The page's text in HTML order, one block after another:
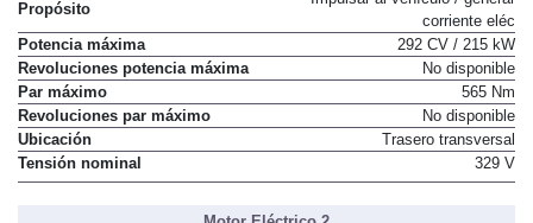
Propósito
Impulsar al vehículo / generar
corriente eléc
Potencia máxima
292 CV / 215 kW
Revoluciones potencia máxima
No disponible
Par máximo
565 Nm
Revoluciones par máximo
No disponible
Ubicación
Trasero transversal
Tensión nominal
329 V